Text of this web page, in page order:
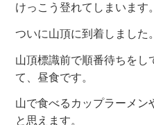
けっこう登れてしまいます。
ついに山頂に到着しました。
山頂標識前で順番待ちをし
て、昼食です。
山で食べるカップラーメン
と思えます。